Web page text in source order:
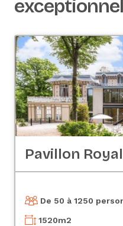
Pavillon Royal
De 50 à 1250
1520m2